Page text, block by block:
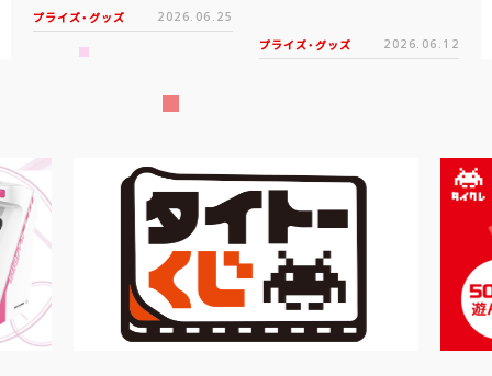
プライズ・グッズ 2026.06.25
プライズ・グッズ 2026.06.12